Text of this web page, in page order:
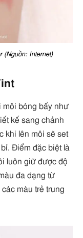
(Nguồn: Internet)
môi bóng bẩy như
kế sang chảnh
khi lên môi sẽ set
Điểm đặc biệt là
luôn giữ được độ
đa dạng từ
màu trẻ trung